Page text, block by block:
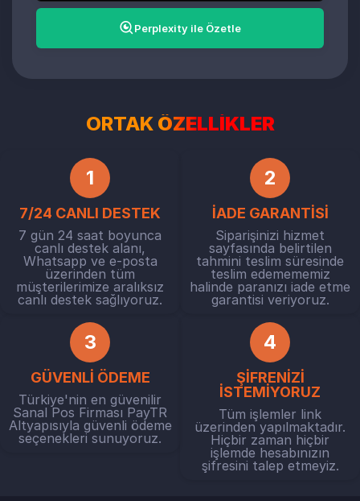
Perplexity ile Özetle
ORTAK ÖZELLİKLER
1
7/24 CANLI DESTEK
7 gün 24 saat boyunca
canlı destek alanı,
Whatsapp ve e-posta
üzerinden tüm
müşterilerimize aralıksız
canlı destek sağlıyoruz.
2
İADE GARANTİSİ
Siparişinizi hizmet
sayfasında belirtilen
tahmini teslim süresinde
teslim edemememiz
halinde paranızı iade etme
garantisi veriyoruz.
3
GÜVENLİ ÖDEME
Türkiye'nin en güvenilir
Sanal Pos Firması PayTR
Altyapısıyla güvenli ödeme
seçenekleri sunuyoruz.
4
ŞİFRENİZİ
İSTEMİYORUZ
Tüm işlemler link
üzerinden yapılmaktadır.
Hiçbir zaman hiçbir
işlemde hesabınızın
şifresini talep etmeyiz.